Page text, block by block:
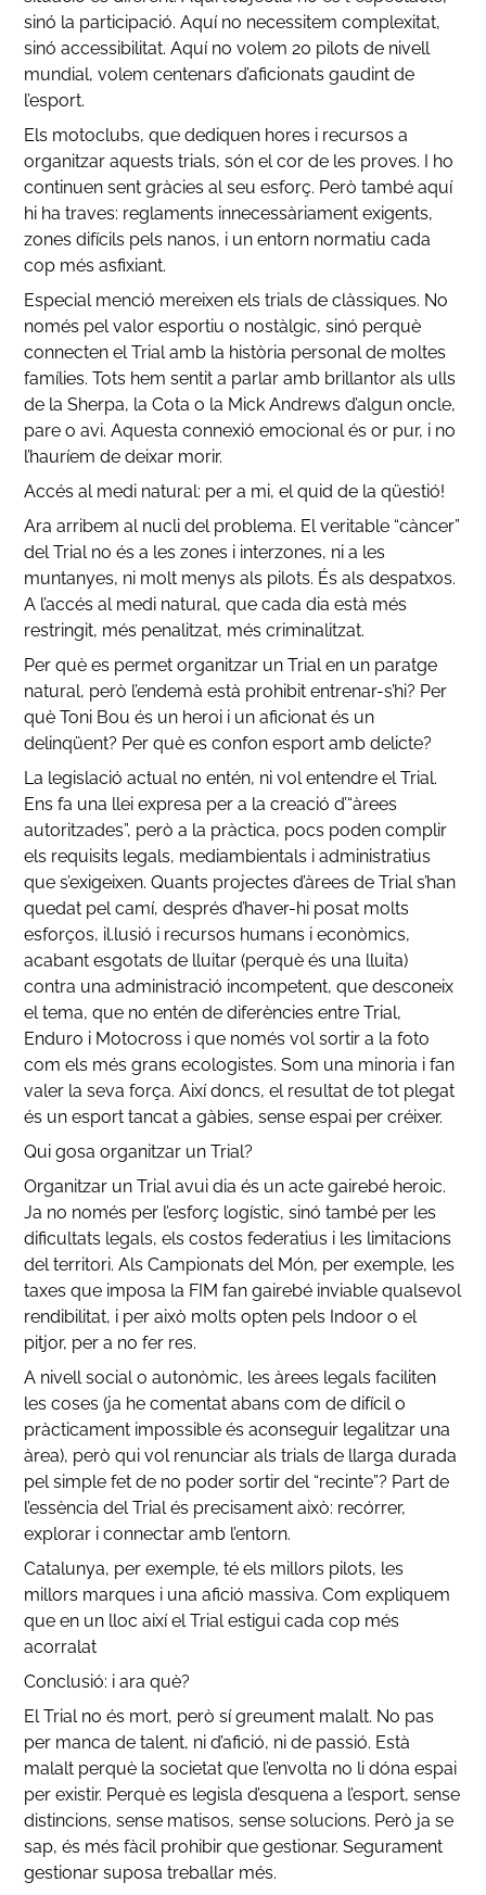
sinó la participació. Aquí no necessitem complexitat,
sinó accessibilitat. Aquí no volem 20 pilots de nivell
mundial, volem centenars d’aficionats gaudint de
l’esport.
Els motoclubs, que dediquen hores i recursos a
organitzar aquests trials, són el cor de les proves. I ho
continuen sent gràcies al seu esforç. Però també aquí
hi ha traves: reglaments innecessàriament exigents,
zones difícils pels nanos, i un entorn normatiu cada
cop més asfixiant.
Especial menció mereixen els trials de clàssiques. No
només pel valor esportiu o nostàlgic, sinó perquè
connecten el Trial amb la història personal de moltes
famílies. Tots hem sentit a parlar amb brillantor als ulls
de la Sherpa, la Cota o la Mick Andrews d’algun oncle,
pare o avi. Aquesta connexió emocional és or pur, i no
l’hauríem de deixar morir.
Accés al medi natural: per a mi, el quid de la qüestió!
Ara arribem al nucli del problema. El veritable “càncer”
del Trial no és a les zones i interzones, ni a les
muntanyes, ni molt menys als pilots. És als despatxos.
A l’accés al medi natural, que cada dia està més
restringit, més penalitzat, més criminalitzat.
Per què es permet organitzar un Trial en un paratge
natural, però l’endemà està prohibit entrenar-s’hi? Per
què Toni Bou és un heroi i un aficionat és un
delinqüent? Per què es confon esport amb delicte?
La legislació actual no entén, ni vol entendre el Trial.
Ens fa una llei expresa per a la creació d’“àrees
autoritzades”, però a la pràctica, pocs poden complir
els requisits legals, mediambientals i administratius
que s’exigeixen. Quants projectes d’àrees de Trial s’han
quedat pel camí, després d’haver-hi posat molts
esforços, il.lusió i recursos humans i econòmics,
acabant esgotats de lluitar (perquè és una lluita)
contra una administració incompetent, que desconeix
el tema, que no entén de diferències entre Trial,
Enduro i Motocross i que només vol sortir a la foto
com els més grans ecologistes. Som una minoria i fan
valer la seva força. Així doncs, el resultat de tot plegat
és un esport tancat a gàbies, sense espai per créixer.
Qui gosa organitzar un Trial?
Organitzar un Trial avui dia és un acte gairebé heroic.
Ja no només per l’esforç logístic, sinó també per les
dificultats legals, els costos federatius i les limitacions
del territori. Als Campionats del Món, per exemple, les
taxes que imposa la FIM fan gairebé inviable qualsevol
rendibilitat, i per això molts opten pels Indoor o el
pitjor, per a no fer res.
A nivell social o autonòmic, les àrees legals faciliten
les coses (ja he comentat abans com de difícil o
pràcticament impossible és aconseguir legalitzar una
àrea), però qui vol renunciar als trials de llarga durada
pel simple fet de no poder sortir del “recinte”? Part de
l’essència del Trial és precisament això: recórrer,
explorar i connectar amb l’entorn.
Catalunya, per exemple, té els millors pilots, les
millors marques i una afició massiva. Com expliquem
que en un lloc així el Trial estigui cada cop més
acorralat
Conclusió: i ara què?
El Trial no és mort, però sí greument malalt. No pas
per manca de talent, ni d’afició, ni de passió. Està
malalt perquè la societat que l’envolta no li dóna espai
per existir. Perquè es legisla d’esquena a l’esport, sense
distincions, sense matisos, sense solucions. Però ja se
sap, és més fàcil prohibir que gestionar. Segurament
gestionar suposa treballar més.